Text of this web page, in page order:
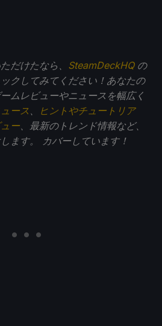
だけたなら、 SteamDeckHQの
クしてみてください！あなたの
ムレビューやニュースを幅広く
ース
ヒントやチュートリア
ー 、最新のトレンド情報など、
ます。
カバーしています！